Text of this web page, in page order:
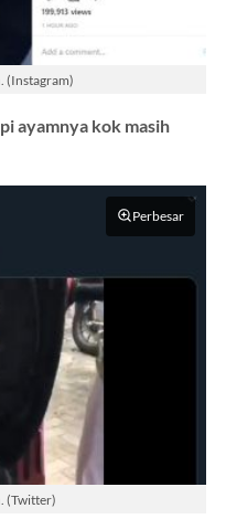
(Instagram)
ayamnya kok masih
Perbesar
(Twitter)